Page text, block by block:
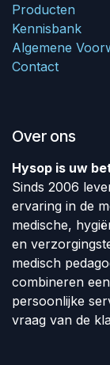
Producten
Kennisbank
Algemene
Contact
Over ons
Hysop is uw
Sinds 2006
ervaring in de
medische,
en
medisch
combineren
persoonlijke
vraag van de